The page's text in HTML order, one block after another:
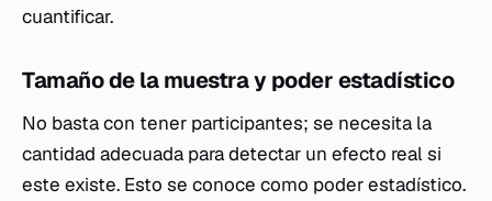
cuantificar.
Tamaño de la muestra y poder estadístico
No basta con tener participantes; se necesita la
cantidad adecuada para detectar un efecto real si
este existe. Esto se conoce como poder estadístico.